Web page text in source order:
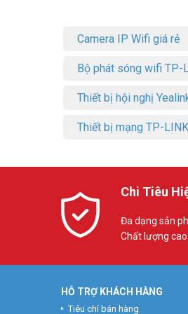
– Báo cáo dễ dàng chuyển
– Phần mềm giao diện
Đặt mua hàng Online ngay
Camera IP Wifi giá rẻ
Bộ phát sóng wifi TP-
Thiết bị hội nghị
Thiết bị mạng TP-LINK
Chi Tiêu
Đa dạng sản
Chất lượng
HỖ TRỢ KHÁCH HÀNG
Tiêu chí bán hàng